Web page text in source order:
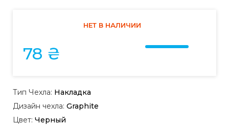
НЕТ В НАЛИЧИИ
78 ₴
Тип Чехла: Накладка
Дизайн чехла: Graphite
Цвет: Черный